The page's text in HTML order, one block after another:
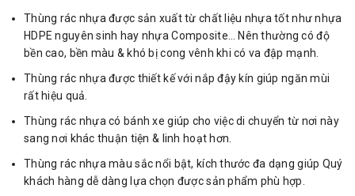
Thùng rác nhựa được sản xuất từ chất liệu nhựa tốt như nhựa
HDPE nguyên sinh hay nhựa Composite… Nên thường có độ
bền cao, bền màu & khó bị cong vênh khi có va đập mạnh.
Thùng rác nhựa được thiết kế với nắp đậy kín giúp ngăn mùi
rất hiệu quả.
Thùng rác nhựa có bánh xe giúp cho việc di chuyển từ nơi này
sang nơi khác thuận tiện & linh hoạt hơn.
Thùng rác nhựa màu sắc nổi bật, kích thước đa dạng giúp Quý
khách hàng dễ dàng lựa chọn được sản phẩm phù hợp.